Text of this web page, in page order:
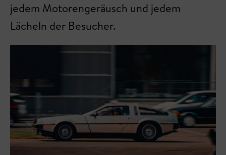
jedem Motorengeräusch und jedem
Lächeln der Besucher.